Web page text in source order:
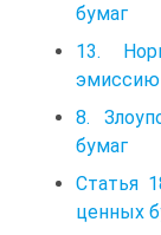
бумаг
13.
эмиссию
8.
бумаг
Статья
ценных